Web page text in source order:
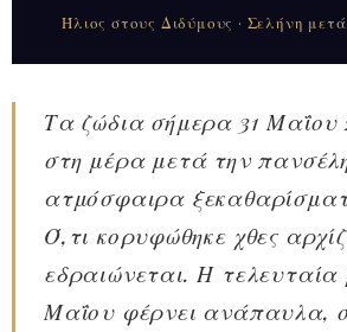
Ήλιος στους Διδύμους · Σελήνη
Τα ζώδια σήμερα 31 Μαΐου
στη μέρα μετά την
ατμόσφαιρα
Ό,τι κορυφώθηκε χθες
εδραιώνεται. Η
Μαΐου φέρνει ανάπαυλα,